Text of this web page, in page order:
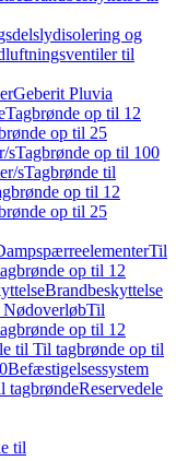
og
til
Geberit Pluvia
Tagbrønde op til 12
op til 25
sTagbrønde op til 100
sTagbrønde til
op til 12
op til 25
Til
op til 12
Brandbeskyttelse
NødoverløbTil
op til 12
til Til tagbrønde op til
Befæstigelsessystem
tagbrøndeReservedele
til